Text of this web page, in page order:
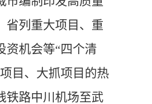
省列重大项目、重
资机会等“四个清
目、大抓项目的热
铁路中川机场至武